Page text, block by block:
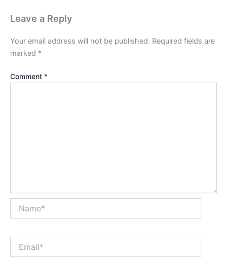
Leave a Reply
Your email address will not be published. Required fields are
marked *
Comment *